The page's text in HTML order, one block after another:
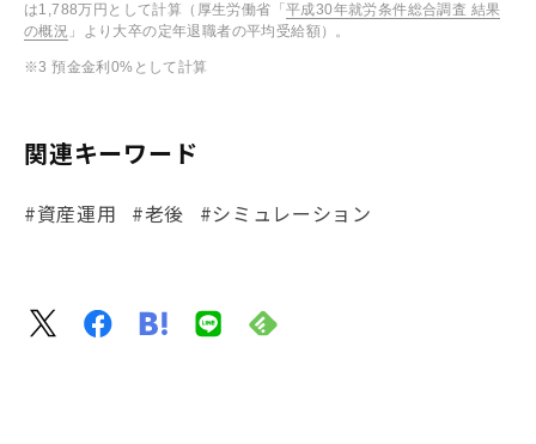
は1,788万円として計算（厚生労働省「 平成30年就労条件総合調査 結果
の概況 」より大卒の定年退職者の平均受給額）。
※3 預金金利0%として計算
関連キーワード
#資産運用 #老後 #シミュレーション